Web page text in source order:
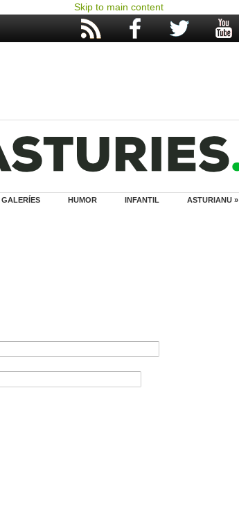
Skip to main content
GALERÍES HUMOR INFANTIL ASTURIANU »